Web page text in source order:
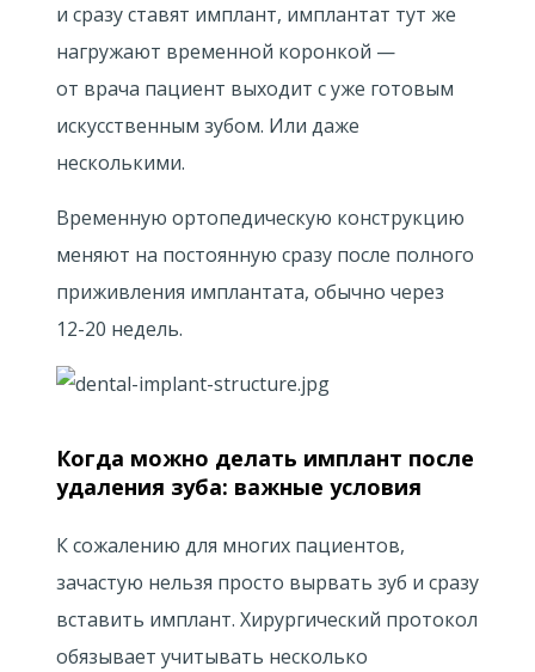
и сразу ставят имплант, имплантат тут же
нагружают временной коронкой —
от врача пациент выходит с уже готовым
искусственным зубом. Или даже
несколькими.
Временную ортопедическую конструкцию
меняют на постоянную сразу после полного
приживления имплантата, обычно через
12-20 недель.
Когда можно делать имплант после
удаления зуба: важные условия
К сожалению для многих пациентов,
зачастую нельзя просто вырвать зуб и сразу
вставить имплант. Хирургический протокол
обязывает учитывать несколько